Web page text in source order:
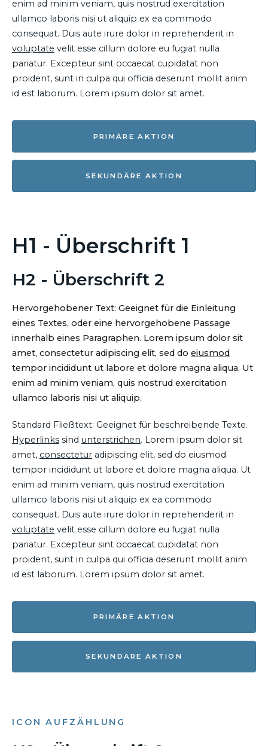
enim ad minim veniam, quis nostrud exercitation
ullamco laboris nisi ut aliquip ex ea commodo
consequat. Duis aute irure dolor in reprehenderit in
voluptate velit esse cillum dolore eu fugiat nulla
pariatur. Excepteur sint occaecat cupidatat non
proident, sunt in culpa qui officia deserunt mollit anim
id est laborum. Lorem ipsum dolor sit amet.
PRIMÄRE AKTION
SEKUNDÄRE AKTION
H1 - Überschrift 1
H2 - Überschrift 2
Hervorgehobener Text: Geeignet für die Einleitung
eines Textes, oder eine hervorgehobene Passage
innerhalb eines Paragraphen. Lorem ipsum dolor sit
amet, consectetur adipiscing elit, sed do eiusmod
tempor incididunt ut labore et dolore magna aliqua. Ut
enim ad minim veniam, quis nostrud exercitation
ullamco laboris nisi ut aliquip.
Standard Fließtext: Geeignet für beschreibende Texte.
Hyperlinks sind unterstrichen. Lorem ipsum dolor sit
amet, consectetur adipiscing elit, sed do eiusmod
tempor incididunt ut labore et dolore magna aliqua. Ut
enim ad minim veniam, quis nostrud exercitation
ullamco laboris nisi ut aliquip ex ea commodo
consequat. Duis aute irure dolor in reprehenderit in
voluptate velit esse cillum dolore eu fugiat nulla
pariatur. Excepteur sint occaecat cupidatat non
proident, sunt in culpa qui officia deserunt mollit anim
id est laborum. Lorem ipsum dolor sit amet.
PRIMÄRE AKTION
SEKUNDÄRE AKTION
ICON AUFZÄHLUNG